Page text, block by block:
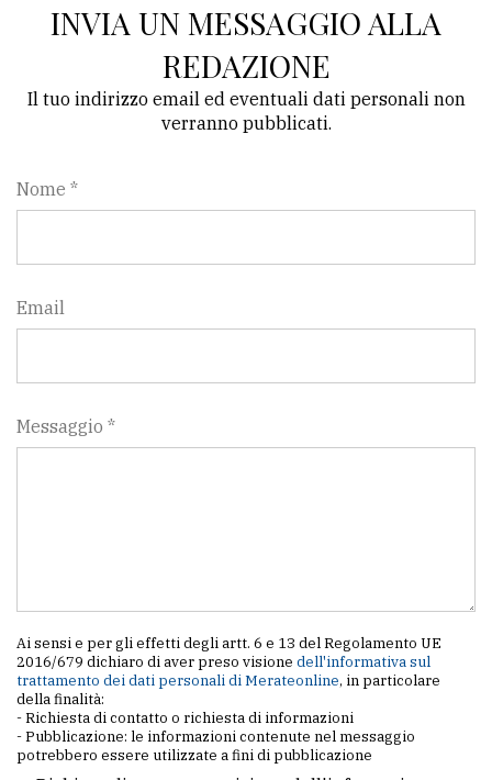
INVIA UN MESSAGGIO ALLA
REDAZIONE
Il tuo indirizzo email ed eventuali dati personali non
verranno pubblicati.
Nome *
Email
Messaggio *
Ai sensi e per gli effetti degli artt. 6 e 13 del Regolamento UE
2016/679 dichiaro di aver preso visione dell'informativa sul
trattamento dei dati personali di Merateonline, in particolare
della finalità:
- Richiesta di contatto o richiesta di informazioni
- Pubblicazione: le informazioni contenute nel messaggio
potrebbero essere utilizzate a fini di pubblicazione